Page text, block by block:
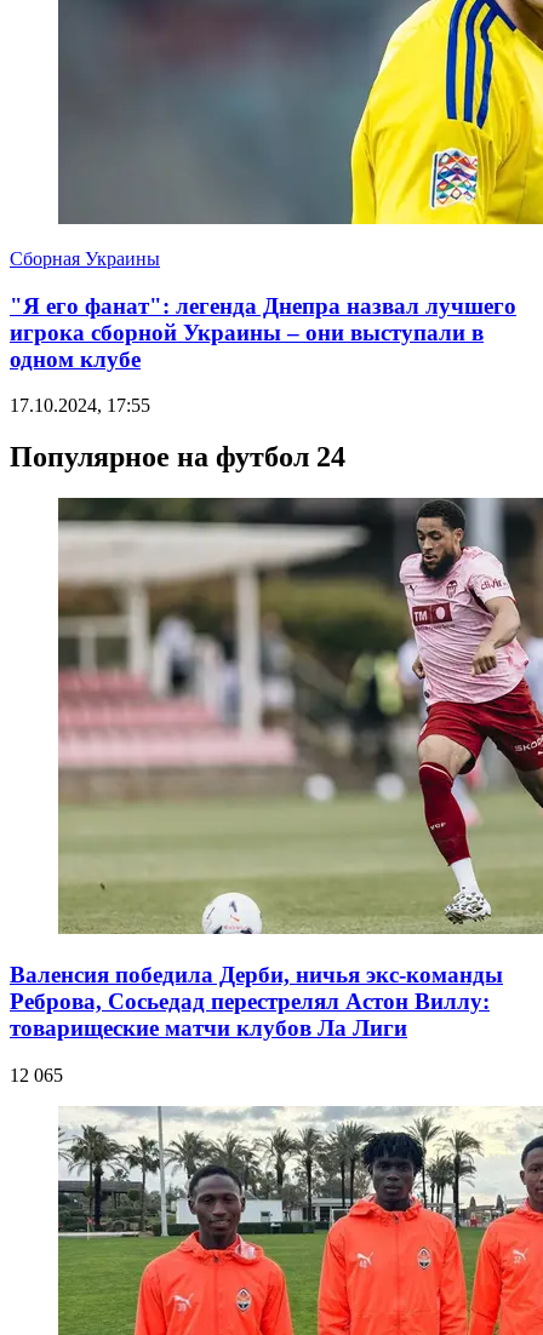
Сборная Украины
"Я его фанат": легенда Днепра назвал лучшего
игрока сборной Украины – они выступали в
одном клубе
17.10.2024, 17:55
Популярное на футбол 24
Валенсия победила Дерби, ничья экс-команды
Реброва, Сосьедад перестрелял Астон Виллу:
товарищеские матчи клубов Ла Лиги
12 065